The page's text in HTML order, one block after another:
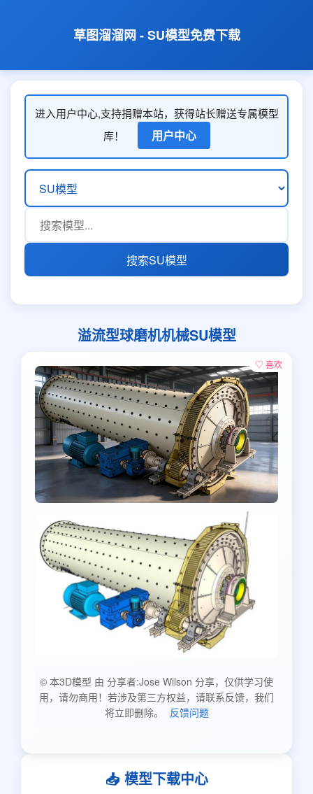
草图溜溜网 - SU模型免费下载
进入用户中心,支持捐赠本站，获得站长赠送专属模型
库！
用户中心
搜索SU模型
溢流型球磨机机械SU模型
♡ 喜欢
© 本3D模型 由 分享者:Jose Wilson 分享，仅供学习使
用，请勿商用！若涉及第三方权益，请联系反馈，我们
将立即删除。
反馈问题
📥 模型下载中心